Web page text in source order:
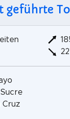
geführte
Cruz